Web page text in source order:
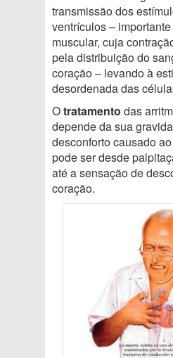
transmissão dos
ventrículos –
muscular, cuja
pela distribuição do
coração – levando à
desordenada das
Otratamento das
depende da sua
desconforto causado
pode ser desde
até a sensação de
coração.